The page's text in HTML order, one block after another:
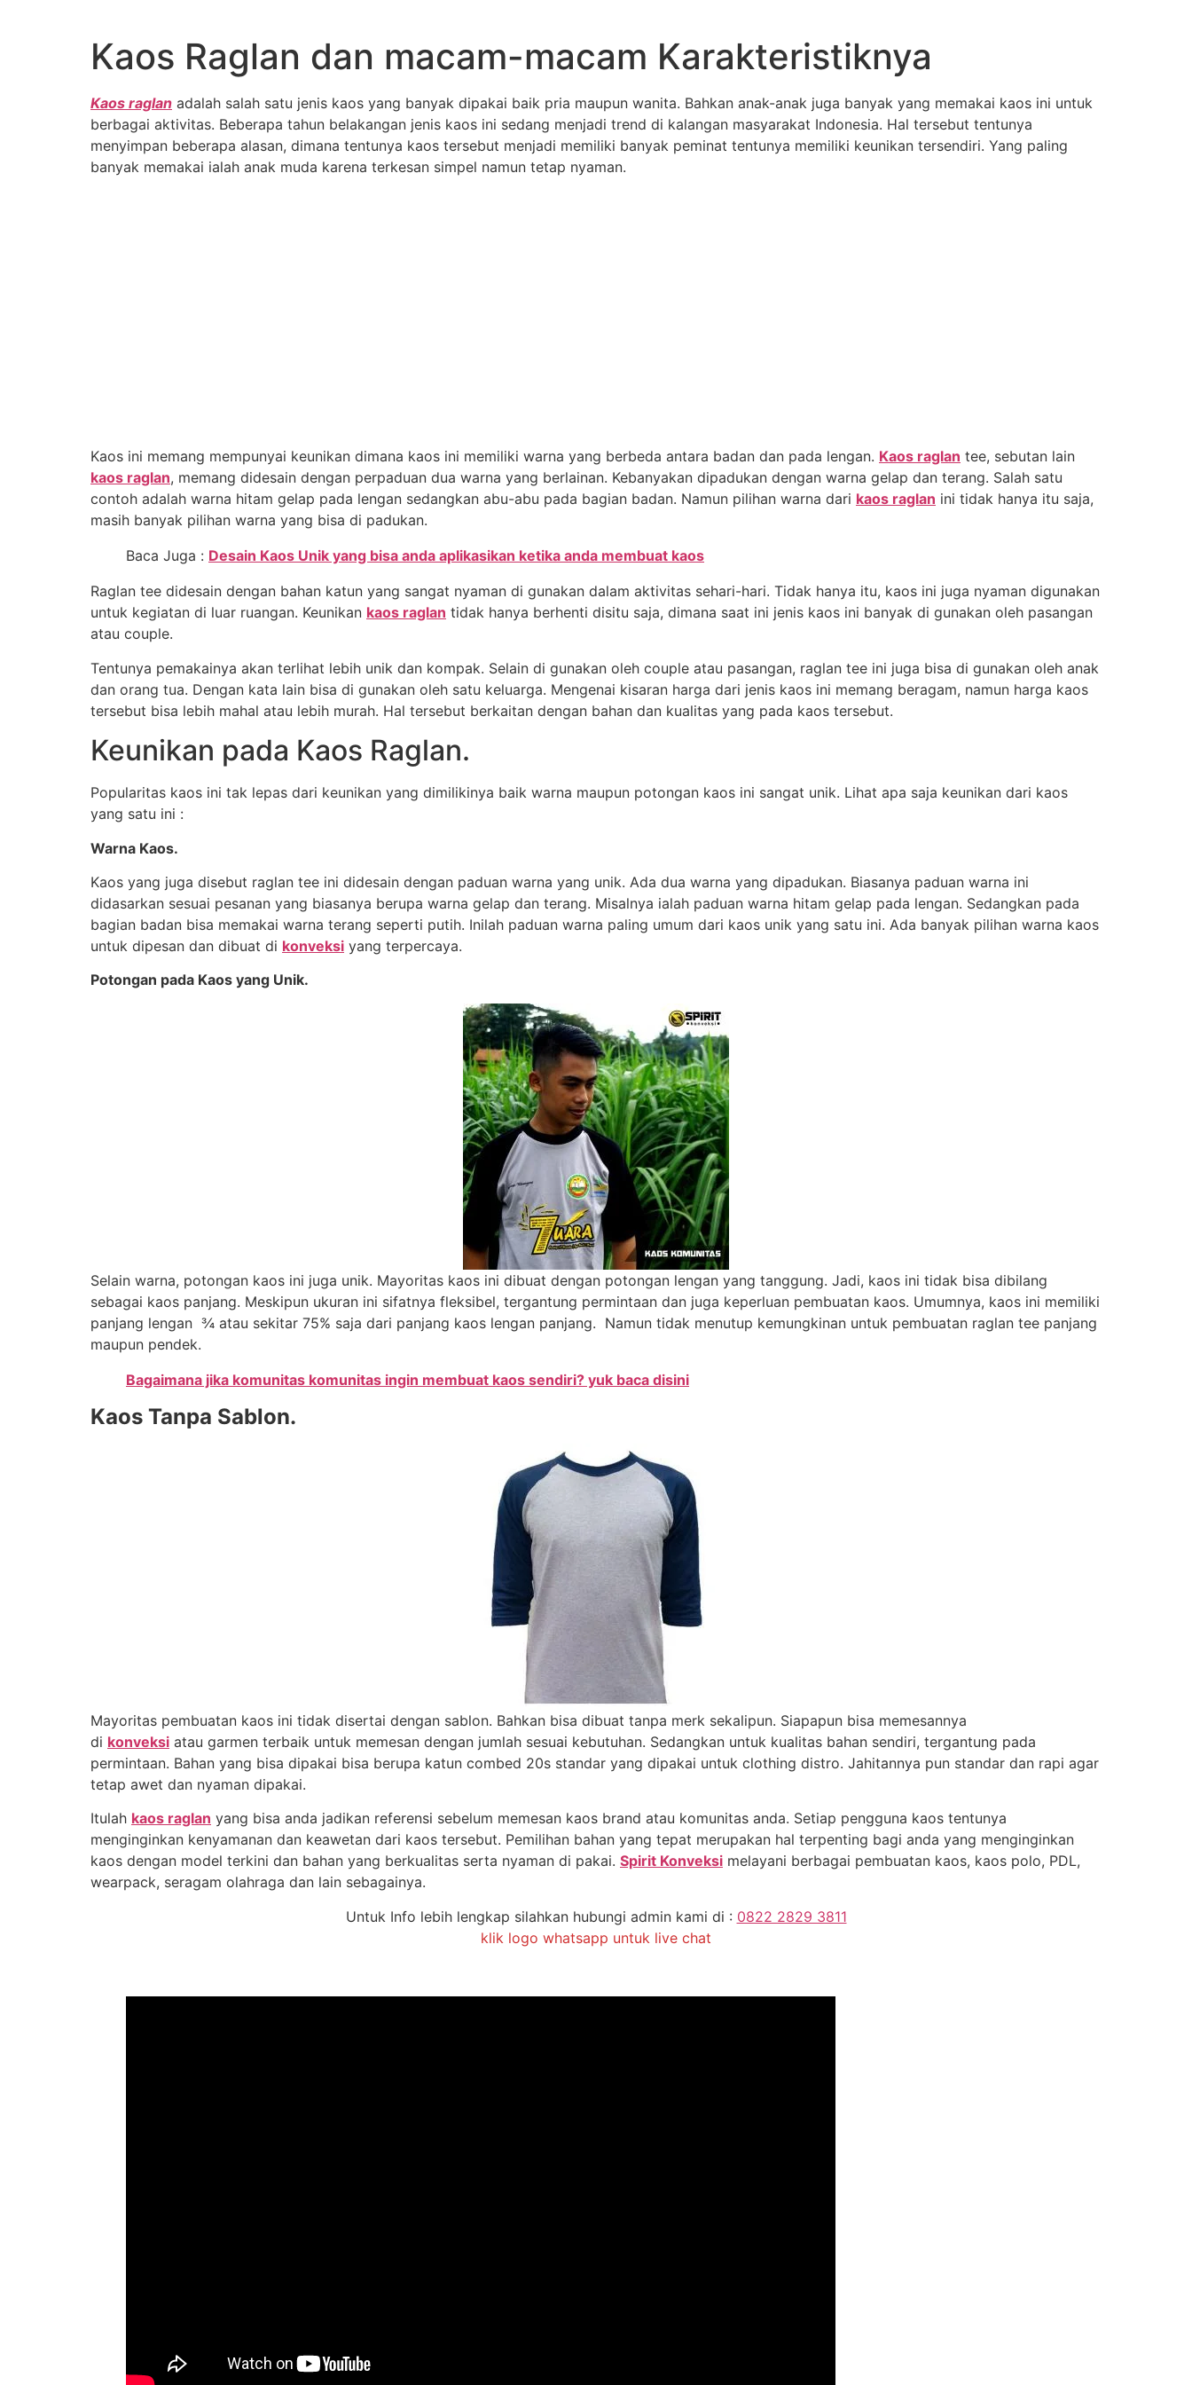
Kaos Raglan dan macam-macam Karakteristiknya
Kaos raglan adalah salah satu jenis kaos yang banyak dipakai baik pria maupun wanita. Bahkan anak-anak juga banyak yang memakai kaos ini untuk
berbagai aktivitas. Beberapa tahun belakangan jenis kaos ini sedang menjadi trend di kalangan masyarakat Indonesia. Hal tersebut tentunya
menyimpan beberapa alasan, dimana tentunya kaos tersebut menjadi memiliki banyak peminat tentunya memiliki keunikan tersendiri. Yang paling
banyak memakai ialah anak muda karena terkesan simpel namun tetap nyaman.
Kaos ini memang mempunyai keunikan dimana kaos ini memiliki warna yang berbeda antara badan dan pada lengan. Kaos raglan tee, sebutan lain
kaos raglan, memang didesain dengan perpaduan dua warna yang berlainan. Kebanyakan dipadukan dengan warna gelap dan terang. Salah satu
contoh adalah warna hitam gelap pada lengan sedangkan abu-abu pada bagian badan. Namun pilihan warna dari kaos raglan ini tidak hanya itu saja,
masih banyak pilihan warna yang bisa di padukan.
Baca Juga : Desain Kaos Unik yang bisa anda aplikasikan ketika anda membuat kaos
Raglan tee didesain dengan bahan katun yang sangat nyaman di gunakan dalam aktivitas sehari-hari. Tidak hanya itu, kaos ini juga nyaman digunakan
untuk kegiatan di luar ruangan. Keunikan kaos raglan tidak hanya berhenti disitu saja, dimana saat ini jenis kaos ini banyak di gunakan oleh pasangan
atau couple.
Tentunya pemakainya akan terlihat lebih unik dan kompak. Selain di gunakan oleh couple atau pasangan, raglan tee ini juga bisa di gunakan oleh anak
dan orang tua. Dengan kata lain bisa di gunakan oleh satu keluarga. Mengenai kisaran harga dari jenis kaos ini memang beragam, namun harga kaos
tersebut bisa lebih mahal atau lebih murah. Hal tersebut berkaitan dengan bahan dan kualitas yang pada kaos tersebut.
Keunikan pada Kaos Raglan.
Popularitas kaos ini tak lepas dari keunikan yang dimilikinya baik warna maupun potongan kaos ini sangat unik. Lihat apa saja keunikan dari kaos
yang satu ini :
Warna Kaos.
Kaos yang juga disebut raglan tee ini didesain dengan paduan warna yang unik. Ada dua warna yang dipadukan. Biasanya paduan warna ini
didasarkan sesuai pesanan yang biasanya berupa warna gelap dan terang. Misalnya ialah paduan warna hitam gelap pada lengan. Sedangkan pada
bagian badan bisa memakai warna terang seperti putih. Inilah paduan warna paling umum dari kaos unik yang satu ini. Ada banyak pilihan warna kaos
untuk dipesan dan dibuat di konveksi yang terpercaya.
Potongan pada Kaos yang Unik.
Selain warna, potongan kaos ini juga unik. Mayoritas kaos ini dibuat dengan potongan lengan yang tanggung. Jadi, kaos ini tidak bisa dibilang
sebagai kaos panjang. Meskipun ukuran ini sifatnya fleksibel, tergantung permintaan dan juga keperluan pembuatan kaos. Umumnya, kaos ini memiliki
panjang lengan ¾ atau sekitar 75% saja dari panjang kaos lengan panjang. Namun tidak menutup kemungkinan untuk pembuatan raglan tee panjang
maupun pendek.
Bagaimana jika komunitas komunitas ingin membuat kaos sendiri? yuk baca disini
Kaos Tanpa Sablon.
Mayoritas pembuatan kaos ini tidak disertai dengan sablon. Bahkan bisa dibuat tanpa merk sekalipun. Siapapun bisa memesannya
di konveksi atau garmen terbaik untuk memesan dengan jumlah sesuai kebutuhan. Sedangkan untuk kualitas bahan sendiri, tergantung pada
permintaan. Bahan yang bisa dipakai bisa berupa katun combed 20s standar yang dipakai untuk clothing distro. Jahitannya pun standar dan rapi agar
tetap awet dan nyaman dipakai.
Itulah kaos raglan yang bisa anda jadikan referensi sebelum memesan kaos brand atau komunitas anda. Setiap pengguna kaos tentunya
menginginkan kenyamanan dan keawetan dari kaos tersebut. Pemilihan bahan yang tepat merupakan hal terpenting bagi anda yang menginginkan
kaos dengan model terkini dan bahan yang berkualitas serta nyaman di pakai. Spirit Konveksi melayani berbagai pembuatan kaos, kaos polo, PDL,
wearpack, seragam olahraga dan lain sebagainya.
Untuk Info lebih lengkap silahkan hubungi admin kami di : 0822 2829 3811
klik logo whatsapp untuk live chat